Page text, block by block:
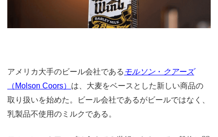
アメリカ大手のビール会社である モルソン・ クアーズ
（ Molson Coors） は、大麦をベースとした新しい商品の
取り扱いを始めた。ビール会社であるがビールではなく、
乳製品不使用のミルクである。